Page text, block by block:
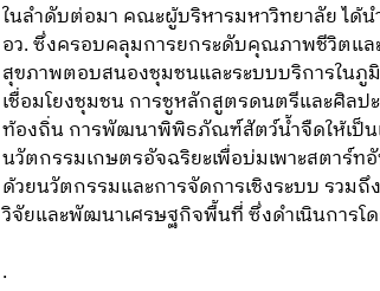
ในลำดับต่อมา คณะผู้บริหารมหาวิทยาลัย ได้
อว. ซึ่งครอบคลุมการยกระดับคุณภาพชีวิตแ
สุขภาพตอบสนองชุมชนและระบบบริการในภู
เชื่อมโยงชุมชน การชูหลักสูตรดนตรีและศิล
ท้องถิ่น การพัฒนาพิพิธภัณฑ์สัตว์น้ำจืดให้เป็น
นวัตกรรมเกษตรอัจฉริยะเพื่อบ่มเพาะสตาร์
ด้วยนวัตกรรมและการจัดการเชิงระบบ รวม
วิจัยและพัฒนาเศรษฐกิจพื้นที่ ซึ่งดำเนินการโ
.